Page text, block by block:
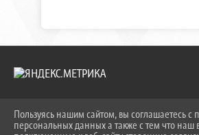
2026 Г. KEIPBK.RU
ВХОД
Пользуясь нашим сайтом, вы соглашаетесь с
персональных данных а также с тем что наш